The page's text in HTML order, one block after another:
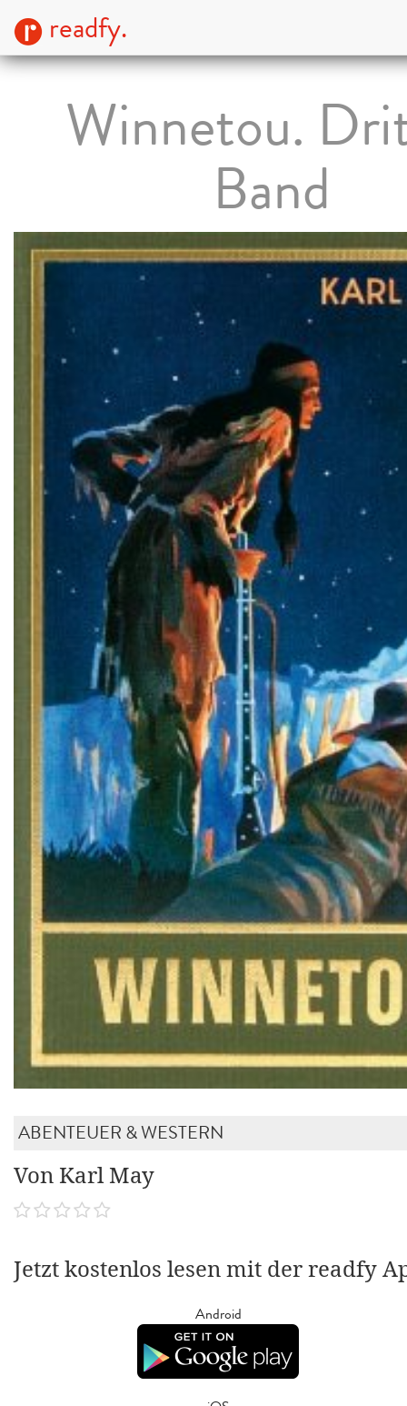
readfy.
Winnetou.
Band
ABENTEUER & WESTERN
Von Karl May
Jetzt kostenlos lesen mit der readfy
Android